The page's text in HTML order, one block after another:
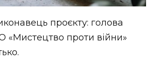
проєкту: голова
«Мистецтво проти війни»